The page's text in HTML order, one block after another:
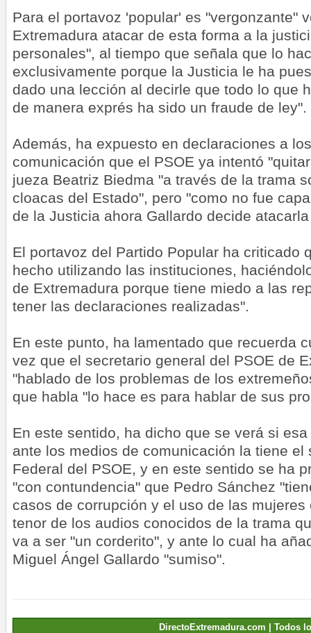
Para el portavoz 'popular' es "vergonzante"
Extremadura atacar de esta forma a la
personales", al tiempo que señala que lo
exclusivamente porque la Justicia le ha
dado una lección al decirle que todo lo que
de manera exprés ha sido un fraude de ley".
Además, ha expuesto en declaraciones a
comunicación que el PSOE ya intentó
jueza Beatriz Biedma "a través de la trama
cloacas del Estado", pero "como no fue
de la Justicia ahora Gallardo decide
El portavoz del Partido Popular ha criticado
hecho utilizando las instituciones,
de Extremadura porque tiene miedo a las
tener las declaraciones realizadas".
En este punto, ha lamentado que recuerda
vez que el secretario general del PSOE de
"hablado de los problemas de los
que habla "lo hace es para hablar de sus
En este sentido, ha dicho que se verá si
ante los medios de comunicación la tiene el
Federal del PSOE, y en este sentido se ha
"con contundencia" que Pedro Sánchez
casos de corrupción y el uso de las
tenor de los audios conocidos de la trama
va a ser "un corderito", y ante lo cual ha
Miguel Ángel Gallardo "sumiso".
DirectoExtremadura.com | Todos